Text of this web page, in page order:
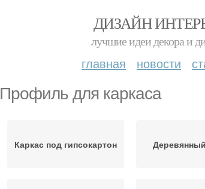
ДИЗАЙН
лучшие идеи декора и
главная новости
Профиль для каркаса
Каркас под гипсокартон